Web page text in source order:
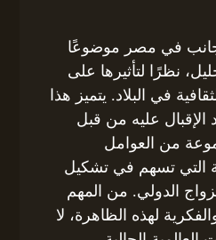
في مصر موضوعًا
نظرًا لتأثيرها على
في البلاد. يتميز هذا
الإقبال عليه من قبل
من العوامل
التي تسهم في تشكيل
الدولي. من المهم
لهذه الظاهرة، لا